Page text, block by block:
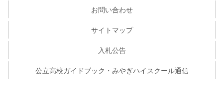
お問い合わせ
サイトマップ
入札公告
公立高校ガイドブック・みやぎハイスクール通信